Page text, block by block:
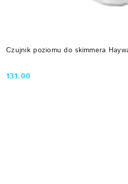
Czujnik poziomu do skimmera
Cena:
131.00